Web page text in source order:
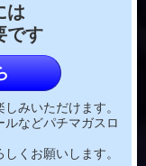
は
です
みいただけます。
などパチマガスロ
くお願いします。